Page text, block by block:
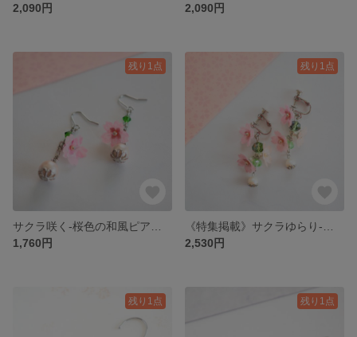
2,090円
2,090円
残り1点
1,760円
残り1点
2,530円
残り1点 残り1点